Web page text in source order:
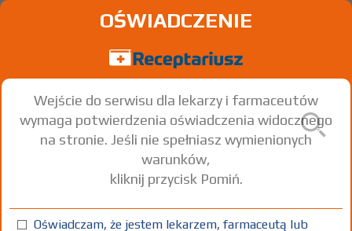
® ; -Crelo ®
Hydrocortisone butyrate
OŚWIADCZENIE
Wejście do serwisu dla lekarzy i farmaceutów
wymaga potwierdzenia oświadczenia widocznego
na stronie. Jeśli nie spełniasz wymienionych
warunków,
kliknij przycisk Pomiń.
Oświadczam, że jestem lekarzem, farmaceutą lub